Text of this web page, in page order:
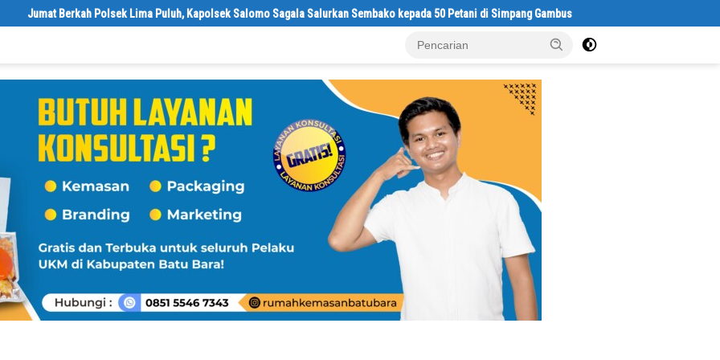
Lima Puluh, Kapolsek Salomo Sagala Salurkan Sembako kepada 50 Petani di Simpang Gambus Satresnarkoba Polres Batu Bara Gelar Jum’at